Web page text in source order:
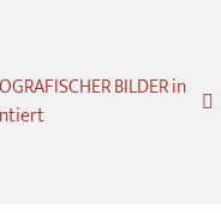
BILDER in